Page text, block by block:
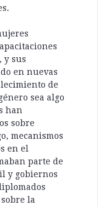
y sus
en nuevas
de
sea algo
han
sobre
mecanismos
en el
parte de
y gobiernos
la